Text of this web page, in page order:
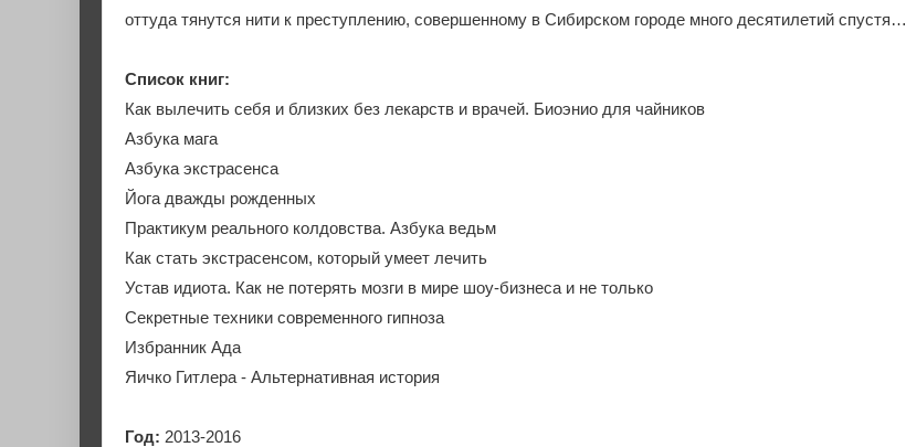
оттуда тянутся нити к преступлению, совершенному в Сибирском городе много десятилетий спустя…
Список книг:
Как вылечить себя и близких без лекарств и врачей. Биоэнио для чайников
Азбука мага
Азбука экстрасенса
Йога дважды рожденных
Практикум реального колдовства. Азбука ведьм
Как стать экстрасенсом, который умеет лечить
Устав идиота. Как не потерять мозги в мире шоу-бизнеса и не только
Секретные техники современного гипноза
Избранник Ада
Яичко Гитлера - Альтернативная история
Год: 2013-2016